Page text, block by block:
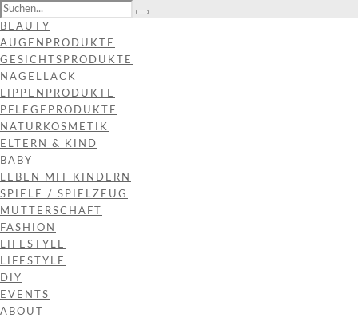
BEAUTY
AUGENPRODUKTE
GESICHTSPRODUKTE
NAGELLACK
LIPPENPRODUKTE
PFLEGEPRODUKTE
NATURKOSMETIK
ELTERN & KIND
BABY
LEBEN MIT KINDERN
SPIELE / SPIELZEUG
MUTTERSCHAFT
FASHION
LIFESTYLE
LIFESTYLE
DIY
EVENTS
ABOUT